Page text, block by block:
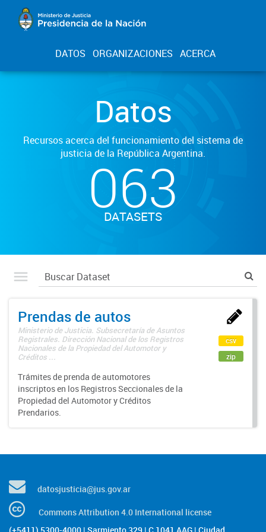
DATOS ORGANIZACIONES ACERCA
Datos
Recursos acerca del funcionamiento del sistema de
justicia de la República Argentina.
063
DATASETS
Prendas de autos
Ministerio de Justicia. Subsecretaría de Asuntos
Registrales. Dirección Nacional de los Registros
Nacionales de la Propiedad del Automotor y
Créditos ...
Trámites de prenda de automotores
inscriptos en los Registros Seccionales de la
Propiedad del Automotor y Créditos
Prendarios.
csv
zip
datosjusticia@jus.gov.ar
Commons Attribution 4.0 International license